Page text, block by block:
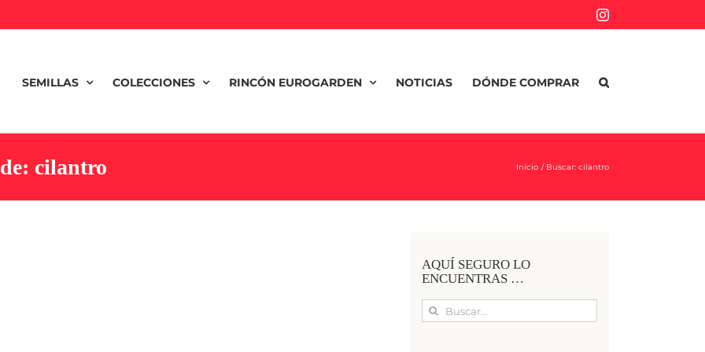
Instagram
SEMILLAS COLECCIONES RINCÓN EUROGARDEN NOTICIAS DÓNDE COMPRAR
cilantro Inicio Buscar: cilantro
AQUÍ SEGURO LO
ENCUENTRAS …
Buscar: